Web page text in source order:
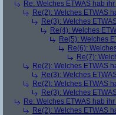
Re: Welches ETWAS hab
Re(2): Welches ETWAS
Re(3): Welches
Re(4): Welches
Re(5): Welches
Re(6):
Re(7):
Re(2): Welches ETWAS
Re(3): Welches
Re(2): Welches ETWAS
Re(3): Welches
Re: Welches ETWAS hab
Re(2): Welches ETWAS